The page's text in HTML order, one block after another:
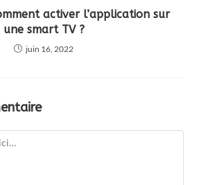
activer l’application sur
une smart TV ?
juin 16, 2022